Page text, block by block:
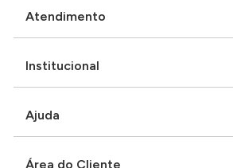
Atendimento
Institucional
Ajuda
Área do Cliente